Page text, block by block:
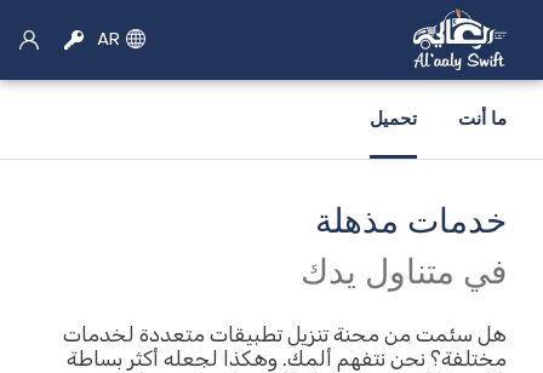
AR
اختر الخدمة
سيارة اجره
ما أنت تحميل
خدمات مذهلة
في متناول يدك
هل سئمت من محنة تنزيل تطبيقات متعددة لخدمات
مختلفة؟ نحن نتفهم ألمك. وهكذا لجعله أكثر بساطة